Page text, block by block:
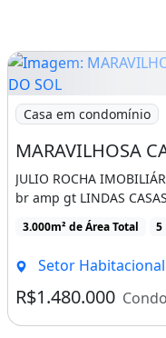
Imagem:
Casa em condomínio
JULIO ROCHA
br amp gt LINDAS
3.000m² de Área Total 5
Setor
R$1.480.000